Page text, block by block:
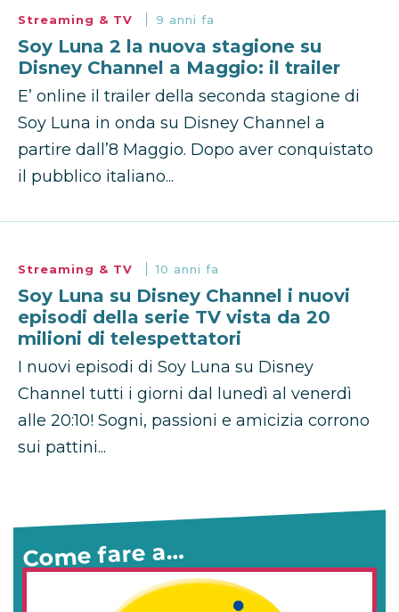
Streaming & TV 9 anni fa
Soy Luna 2 la nuova stagione su
Disney Channel a Maggio: il trailer
E’ online il trailer della seconda stagione di
Soy Luna in onda su Disney Channel a
partire dall’8 Maggio. Dopo aver conquistato
il pubblico italiano...
Streaming & TV 10 anni fa
Soy Luna su Disney Channel i nuovi
episodi della serie TV vista da 20
milioni di telespettatori
I nuovi episodi di Soy Luna su Disney
Channel tutti i giorni dal lunedì al venerdì
alle 20:10! Sogni, passioni e amicizia corrono
sui pattini...
Come fare a…